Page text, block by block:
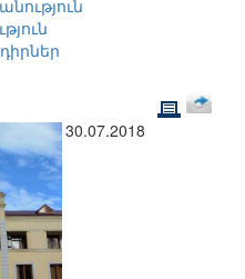
30.07.2018